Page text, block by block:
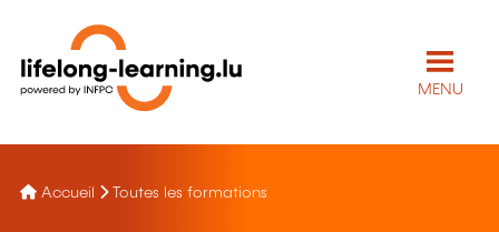
MENU
Accueil Toutes les formations